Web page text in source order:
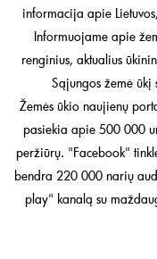
informacija apie
Informuojame apie
renginius, aktualius
Sąjungos žemė ūkį
Žemės ūkio naujienų
pasiekia apie 500 000
peržiūrų. "Facebook"
bendra 220 000 narių
play" kanalą su